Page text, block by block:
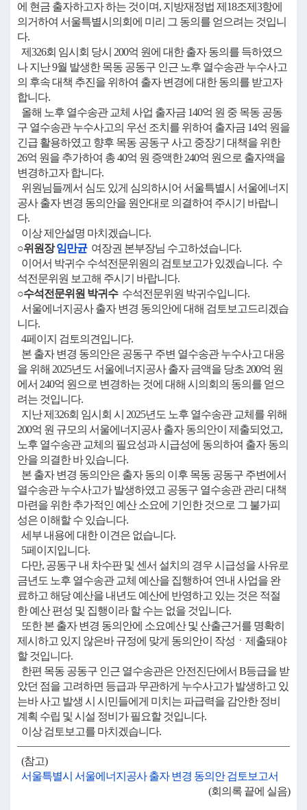
에 현금 출자하고자 하는 것이며, 지방재정법 제18조제3항에
의거하여 서울특별시의회에 미리 그 동의를 얻으려는 것입니
다.
제326회 임시회 당시 200억 원에 대한 출자 동의를 득하였으
나 지난 9월 발생한 목동 공동구 인근 노후 열수송관 누수사고
의 후속 대책 추진을 위하여 출자 변경에 대한 동의를 받고자
합니다.
올해 노후 열수송관 교체 사업 출자금 140억 원 중 목동 공동
구 열수송관 누수사고의 우선 조치를 위하여 출자금 14억 원을
긴급 활용하였고 향후 목동 공동구 사고 중장기 대책을 위한
26억 원을 추가하여 총 40억 원 증액한 240억 원으로 출자액을
변경하고자 합니다.
위원님들께서 심도 있게 심의하시어 서울특별시 서울에너지
공사 출자 변경 동의안을 원안대로 의결하여 주시기 바랍니
다.
이상 제안설명 마치겠습니다.
○위원장임만균여장권 본부장님 수고하셨습니다.
이어서 박귀수 수석전문위원의 검토보고가 있겠습니다. 수
석전문위원 보고해 주시기 바랍니다.
○수석전문위원 박귀수수석전문위원 박귀수입니다.
서울에너지공사 출자 변경 동의안에 대해 검토보고드리겠습
니다.
4페이지 검토의견입니다.
본 출자 변경 동의안은 공동구 주변 열수송관 누수사고 대응
을 위해 2025년도 서울에너지공사 출자 금액을 당초 200억 원
에서 240억 원으로 변경하는 것에 대해 시의회의 동의를 얻으
려는 것입니다.
지난 제326회 임시회 시 2025년도 노후 열수송관 교체를 위해
200억 원 규모의 서울에너지공사 출자 동의안이 제출되었고,
노후 열수송관 교체의 필요성과 시급성에 동의하여 출자 동의
안을 의결한 바 있습니다.
본 출자 변경 동의안은 출자 동의 이후 목동 공동구 주변에서
열수송관 누수사고가 발생하였고 공동구 열수송관 관리 대책
마련을 위한 추가적인 예산 소요에 기인한 것으로 그 불가피
성은 이해할 수 있습니다.
세부 내용에 대한 이견은 없습니다.
5페이지입니다.
다만, 공동구 내 차수판 및 센서 설치의 경우 시급성을 사유로
금년도 노후 열수송관 교체 예산을 집행하여 연내 사업을 완
료하고 해당 예산을 내년도 예산에 반영하고 있는 것은 적절
한 예산 편성 및 집행이라 할 수는 없을 것입니다.
또한 본 출자 변경 동의안에 소요예산 및 산출근거를 명확히
제시하고 있지 않은바 규정에 맞게 동의안이 작성ㆍ제출돼야
할 것입니다.
한편 목동 공동구 인근 열수송관은 안전진단에서 B등급을 받
았던 점을 고려하면 등급과 무관하게 누수사고가 발생하고 있
는바 사고 발생 시 시민들에게 미치는 파급력을 감안한 정비
계획 수립 및 시설 정비가 필요할 것입니다.
이상 검토보고를 마치겠습니다.
(참고)
서울특별시 서울에너지공사 출자 변경 동의안 검토보고서
(회의록 끝에 실음)